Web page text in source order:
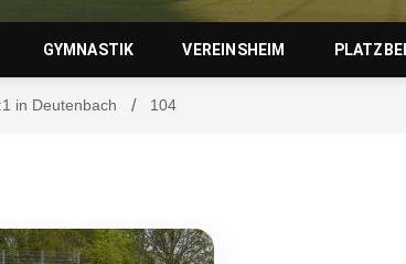
GYMNASTIK VEREINSHEIM
in Deutenbach 104